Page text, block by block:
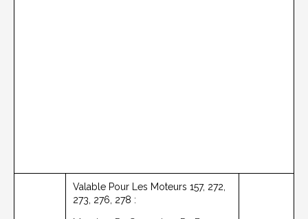
Valable Pour Les Moteurs 157, 272,
273, 276, 278 :